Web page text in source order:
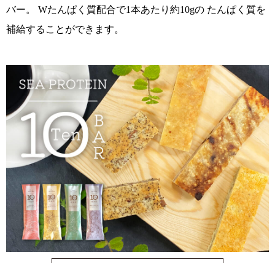
バー。
Wたんぱく質配合で1本あたり約10gの たんぱく質を
補給することができます。